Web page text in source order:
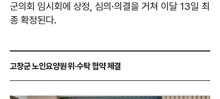
군의회 임시회에 상정, 심의·의결을 거쳐 이달 13일 최
종 확정된다.
고창군 노인요양원 위·수탁 협약 체결